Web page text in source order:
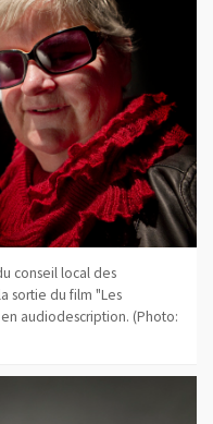
conseil local des
sortie du film "Les
audiodescription. (Photo: